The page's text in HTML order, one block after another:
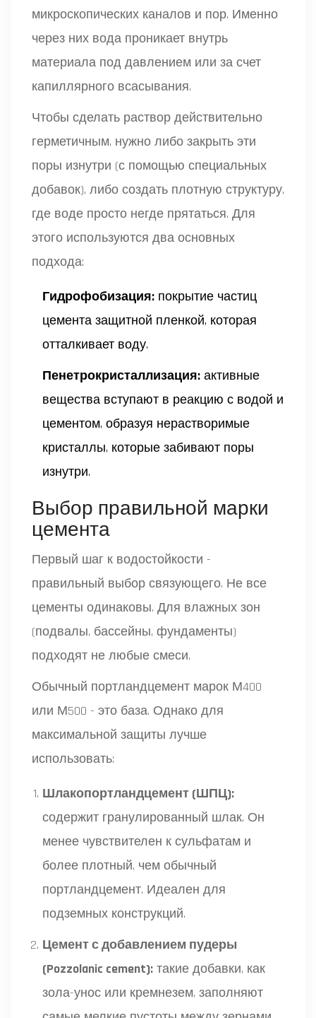
микроскопических каналов и пор. Именно
через них вода проникает внутрь
материала под давлением или за счет
капиллярного всасывания.
Чтобы сделать раствор действительно
герметичным, нужно либо закрыть эти
поры изнутри (с помощью специальных
добавок), либо создать плотную структуру,
где воде просто негде прятаться. Для
этого используются два основных
подхода:
Гидрофобизация: покрытие частиц
цемента защитной пленкой, которая
отталкивает воду.
Пенетрокристаллизация: активные
вещества вступают в реакцию с водой и
цементом, образуя нерастворимые
кристаллы, которые забивают поры
изнутри.
Выбор правильной марки
цемента
Первый шаг к водостойкости -
правильный выбор связующего. Не все
цементы одинаковы. Для влажных зон
(подвалы, бассейны, фундаменты)
подходят не любые смеси.
Обычный портландцемент марок М400
или М500 - это база. Однако для
максимальной защиты лучше
использовать:
Шлакопортландцемент (ШПЦ):
содержит гранулированный шлак. Он
менее чувствителен к сульфатам и
более плотный, чем обычный
портландцемент. Идеален для
подземных конструкций.
Цемент с добавлением пудеры
(Pozzolanic cement): такие добавки, как
зола-унос или кремнезем, заполняют